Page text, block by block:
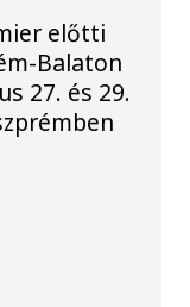
előtti
Balaton
27. és 29.